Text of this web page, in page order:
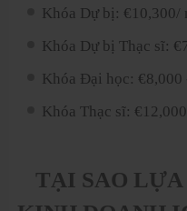
Khóa Dự bị: €10,300/
Khóa Dự bị Thạc sĩ:
Khóa Đại học: €8,000
Khóa Thạc sĩ:
TẠI SAO LỰA